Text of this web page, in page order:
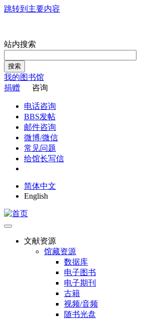
跳转到主要内容
站内搜索
搜索
我的图书馆
捐赠
咨询
电话咨询
BBS发帖
邮件咨询
微博/微信
常见问题
给馆长写信
简体中文
English
文献资源
馆藏资源
数据库
电子图书
电子期刊
古籍
视频/音频
随书光盘